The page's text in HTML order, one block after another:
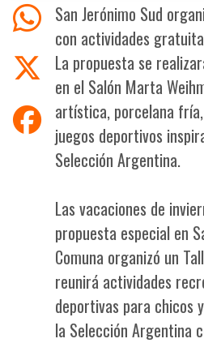
San Jerónimo Sud
con actividades
La propuesta se
en el Salón Marta
artística, porcelana
juegos deportivos
Selección Argentina.
Las vacaciones de
propuesta especial en
Comuna organizó un
reunirá actividades
deportivas para chicos
la Selección Argentina